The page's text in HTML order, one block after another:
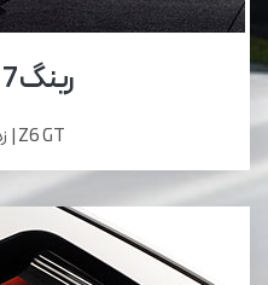
رینگ 17 اینچی
Z6 GT | زد 6 جی تی